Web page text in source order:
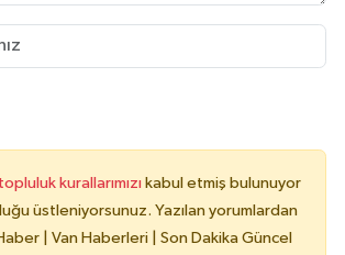
topluluk kurallarımızı kabul etmiş bulunuyor
üstleniyorsunuz. Yazılan yorumlardan
| Van Haberleri | Son Dakika Güncel